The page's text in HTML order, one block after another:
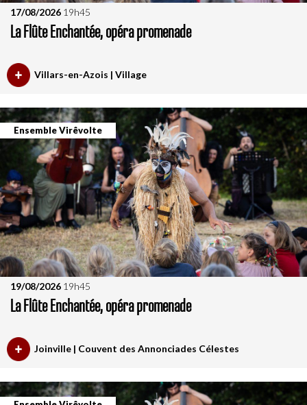
17/08/2026 19h45
La Flûte Enchantée, opéra promenade
Villars-en-Azois | Village
19/08/2026 19h45
La Flûte Enchantée, opéra promenade
Ensemble Virêvolte
Joinville | Couvent des Annonciades Célestes